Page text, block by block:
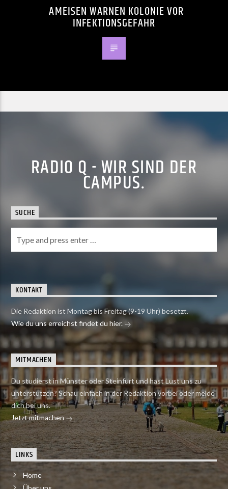
AMEISEN WARNEN KOLONIE VOR
INFEKTIONSGEFAHR
RADIO Q - WIR SIND DER
CAMPUS.
SUCHE
KONTAKT
Die Redaktion ist Montag bis Freitag (9-19 Uhr) besetzt.
Wie du uns erreichst findet du hier.
MITMACHEN
Du studierst in Münster oder Steinfurt und hast Lust uns zu
unterstützen? Schau einfach in der Redaktion vorbei oder melde
dich bei uns.
Jetzt mitmachen
LINKS
Home